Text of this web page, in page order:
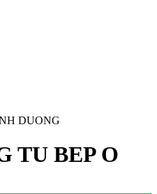
DUONG
TU BEP O